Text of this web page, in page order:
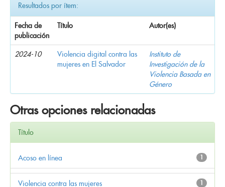
Resultados por ítem:
Fecha de
publicación
Título Autor(es)
2024-10
Violencia digital contra las
mujeres en El Salvador
Instituto de
Investigación de la
Violencia Basada en
Género
Otras opciones relacionadas
Título
1
Acoso en línea
1
Violencia contra las mujeres